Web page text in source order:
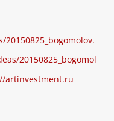
20150825_bogomol
artinvestment.ru